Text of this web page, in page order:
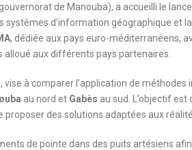
de Manouba), a accueilli le
systèmes d’information géographique et
, dédiée aux pays euro-méditerranéens,
alloué aux différents pays partenaires.
, vise à comparer l’application de méthodes
au nord et Gabès au sud. L’objectif est
des solutions adaptées aux
de pointe dans des puits artésiens